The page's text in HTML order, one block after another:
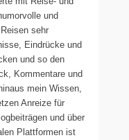
und
sehr
Eindrücke und
und so den
Kommentare und
mein Wissen,
Anreize für
und über
Plattformen ist